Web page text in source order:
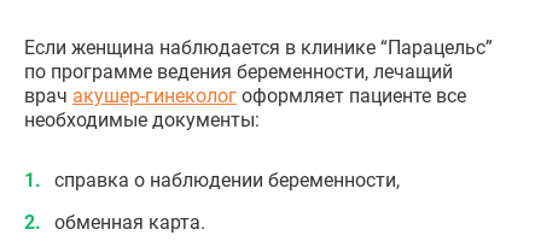
Если женщина наблюдается в клинике “Парацельс”
по программе ведения беременности, лечащий
врач акушер-гинеколог оформляет пациенте все
необходимые документы:
справка о наблюдении беременности,
обменная карта.